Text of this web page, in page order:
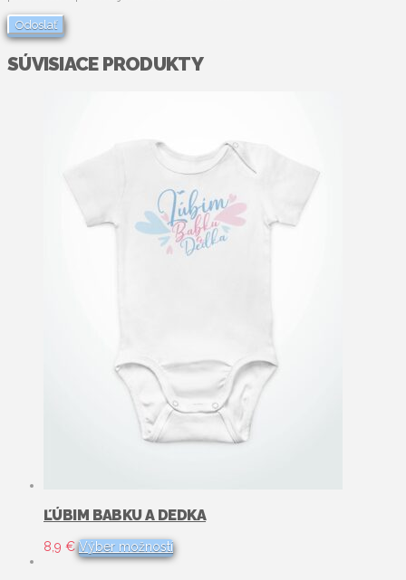
SÚVISIACE PRODUKTY
ĽÚBIM BABKU A DEDKA
8,9 € Výber možnostíTento
produkt